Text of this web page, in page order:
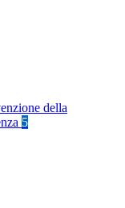
della
5